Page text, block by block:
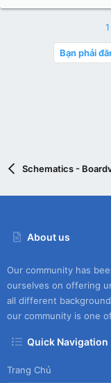
Bạn phải
Schematics -
About us
Our community has
ourselves on offering
all different
our community is one
Quick Navigation
Trang Chủ